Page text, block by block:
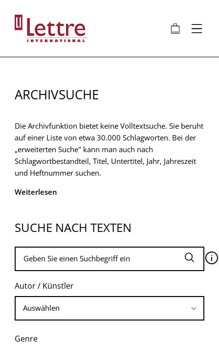
Inhalt
🛍 ⋮
ARCHIVSUCHE
Die Archivfunktion bietet keine Volltextsuche. Sie beruht
auf einer Liste von etwa 30.000 Schlagworten. Bei der
„erweiterten Suche" kann man auch nach
Schlagwortbestandteil, Titel, Untertitel, Jahr, Jahreszeit
und Heftnummer suchen.
Weiterlesen
SUCHE NACH TEXTEN
🛈
Autor / Künstler
Genre